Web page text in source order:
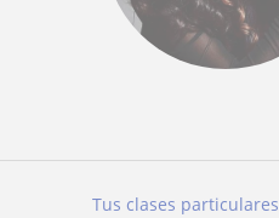
Tus clases particulares